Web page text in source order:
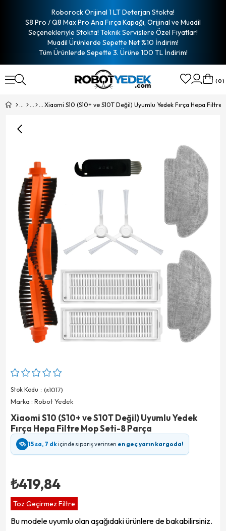
Roborock Orijinal 1 LT Deterjan Stokta!
S8 Pro / Q8 Max Pro Ana Fırça Kapağı, Orijinal ve Muadil
Seçenekleriyle Stokta! Teknik Servislere Özel Fiyatlar!
Muadil Ürünlerde Sepette Net %10 İndirim!
Tüm Ürünlerde Sepette 3. Ürüne 100 TL İndirim!
0
Stok Kodu
(s1017)
Marka : Robot Yedek
Xiaomi S10 (S10+ ve S10T Değil) Uyumlu Yedek
Fırça Hepa Filtre Mop Seti-8 Parça
15 sa, 7 dkiçinde sipariş verirsen en geç yarın kargoda!
₺419,84
Toz Geçirmez Filtre
Bu modele uyumlu olan aşağıdaki ürünlere de bakabilirsiniz.